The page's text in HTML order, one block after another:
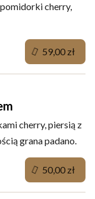
cherry,
cherry, piersią z
grana padano.